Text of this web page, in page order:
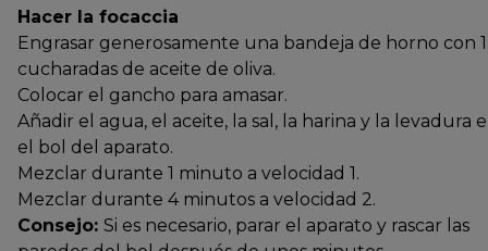
Hacer la focaccia
Engrasar generosamente una bandeja de horno con
cucharadas de aceite de oliva.
Colocar el gancho para amasar.
Añadir el agua, el aceite, la sal, la harina y la levadura
el bol del aparato.
Mezclar durante 1 minuto a velocidad 1.
Mezclar durante 4 minutos a velocidad 2.
Consejo: Si es necesario, parar el aparato y rascar las